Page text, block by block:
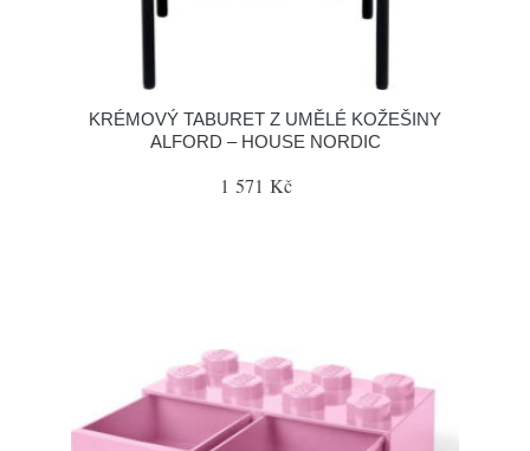
KRÉMOVÝ TABURET Z UMĚLÉ KOŽEŠINY
ALFORD – HOUSE NORDIC
1 571 Kč